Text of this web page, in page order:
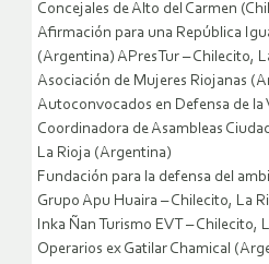
Concejales de Alto del Carmen
Afirmación para una República
(Argentina) APresTur – Chilecito,
Asociación de Mujeres Riojanas
Autoconvocados en Defensa de
Coordinadora de Asambleas
La Rioja (Argentina)
Fundación para la defensa del
Grupo Apu Huaira – Chilecito, La
Inka Ñan Turismo EVT – Chilecito,
Operarios ex Gatilar Chamical